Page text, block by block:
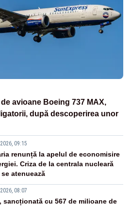
avioane Boeing 737 MAX,
după descoperirea unor
09:15
renunță la apelul de economisire
Criza de la centrala nucleară
se atenuează
08:07
sancționată cu 567 de milioane de